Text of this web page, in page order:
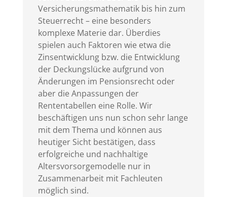
Versicherungsmathematik bis hin zum
Steuerrecht – eine besonders
komplexe Materie dar. Überdies
spielen auch Faktoren wie etwa die
Zinsentwicklung bzw. die Entwicklung
der Deckungslücke aufgrund von
Änderungen im Pensionsrecht oder
aber die Anpassungen der
Rententabellen eine Rolle. Wir
beschäftigen uns nun schon sehr lange
mit dem Thema und können aus
heutiger Sicht bestätigen, dass
erfolgreiche und nachhaltige
Altersvorsorgemodelle nur in
Zusammenarbeit mit Fachleuten
möglich sind.